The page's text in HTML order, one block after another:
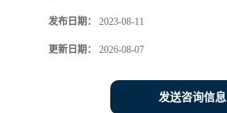
发布日期： 2023-08-11
更新日期： 2026-08-07
发送咨询信息